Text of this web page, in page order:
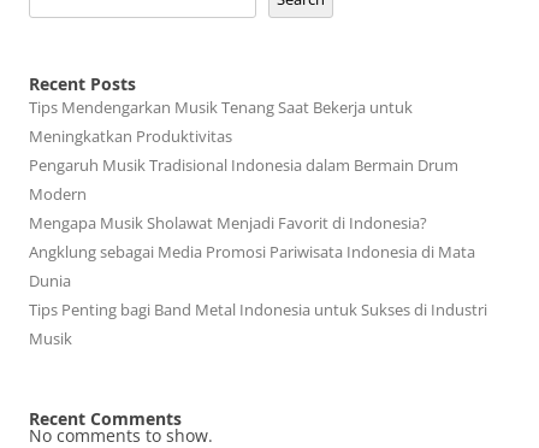
Recent Posts
Tips Mendengarkan Musik Tenang Saat Bekerja untuk
Meningkatkan Produktivitas
Pengaruh Musik Tradisional Indonesia dalam Bermain Drum
Modern
Mengapa Musik Sholawat Menjadi Favorit di Indonesia?
Angklung sebagai Media Promosi Pariwisata Indonesia di Mata
Dunia
Tips Penting bagi Band Metal Indonesia untuk Sukses di Industri
Musik
Recent Comments
No comments to show.